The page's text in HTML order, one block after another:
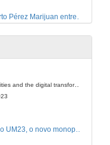
European univesrities and the digital transformation: challenges and opportunities ahead